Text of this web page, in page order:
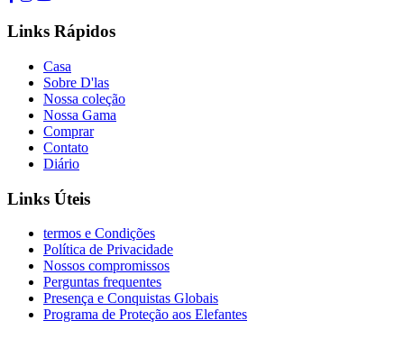
Links Rápidos
Casa
Sobre D'las
Nossa coleção
Nossa Gama
Comprar
Contato
Diário
Links Úteis
termos e Condições
Política de Privacidade
Nossos compromissos
Perguntas frequentes
Presença e Conquistas Globais
Programa de Proteção aos Elefantes